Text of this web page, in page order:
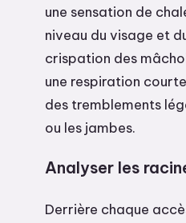
une sensation de
niveau du visage et
crispation des
une respiration
des tremblements
ou les jambes.
Analyser les
Derrière chaque